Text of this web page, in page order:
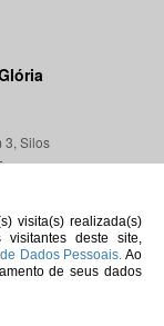
visita(s) realizada(s)
deste site,
Dados Pessoais. Ao
de seus dados
3, Silos